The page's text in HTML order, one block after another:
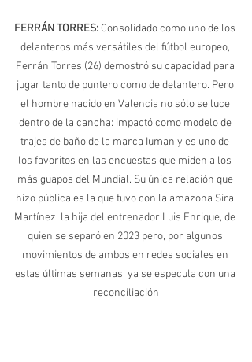
FERRÁN TORRES: Consolidado como uno de los
delanteros más versátiles del fútbol europeo,
Ferrán Torres (26) demostró su capacidad para
jugar tanto de puntero como de delantero. Pero
el hombre nacido en Valencia no sólo se luce
dentro de la cancha: impactó como modelo de
trajes de baño de la marca Iuman y es uno de
los favoritos en las encuestas que miden a los
más guapos del Mundial. Su única relación que
hizo pública es la que tuvo con la amazona Sira
Martínez, la hija del entrenador Luis Enrique, de
quien se separó en 2023 pero, por algunos
movimientos de ambos en redes sociales en
estas últimas semanas, ya se especula con una
reconciliación